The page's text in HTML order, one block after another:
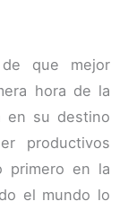
de que mejor
hora de la
en su destino
productivos
primero en la
el mundo lo